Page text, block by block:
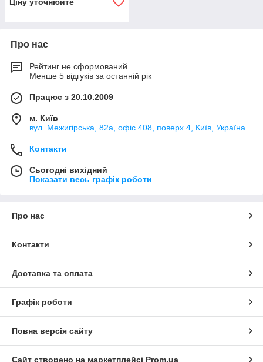
Про нас
Рейтинг не сформований
Менше 5 відгуків за останній рік
Працює з 20.10.2009
м. Київ
вул. Межигірська, 82а, офіс 408, поверх 4, Київ, Україна
Контакти
Сьогодні вихідний
Показати весь графік роботи
Про нас
Контакти
Доставка та оплата
Графік роботи
Повна версія сайту
Сайт створено на маркетплейсі Prom.ua